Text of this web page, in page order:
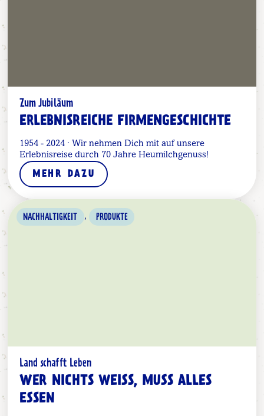
Zum Jubiläum
ERLEBNISREICHE FIRMENGESCHICHTE
1954 - 2024 · Wir nehmen Dich mit auf unsere
Erlebnisreise durch 70 Jahre Heumilchgenuss!
MEHR DAZU
NACHHALTIGKEIT , PRODUKTE
Land schafft Leben
WER NICHTS WEISS, MUSS ALLES E
SSEN